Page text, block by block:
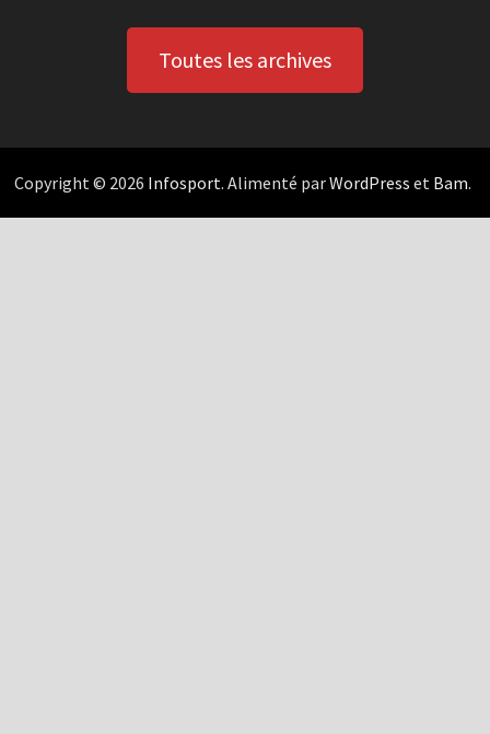
Toutes les archives
Copyright © 2026 Infosport. Alimenté parWordPress et Bam.